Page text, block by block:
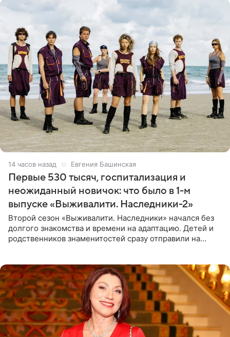
14 часов назад Евгения Башинская
Первые 530 тысяч, госпитализация и
неожиданный новичок: что было в 1-м
выпуске «Выживалити. Наследники-2»
Второй сезон «Выживалити. Наследники» начался без
долгого знакомства и времени на адаптацию. Детей и
родственников знаменитостей сразу отправили на